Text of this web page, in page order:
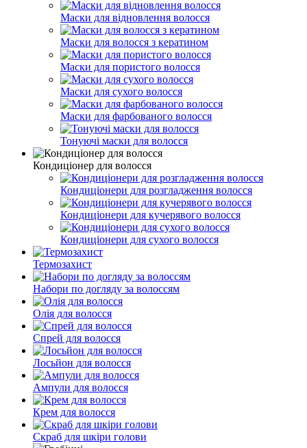
Маски для відновлення волосся
Маски для волосся з кератином
Маски для пористого волосся
Маски для сухого волосся
Маски для фарбованого волосся
Тонуючі маски для волосся
Кондиціонер для волосся
Кондиціонери для розгладження волосся
Кондиціонери для кучерявого волосся
Кондиціонери для сухого волосся
Термозахист
Набори по догляду за волоссям
Олія для волосся
Спрей для волосся
Лосьйон для волосся
Ампули для волосся
Крем для волосся
Скраб для шкіри голови